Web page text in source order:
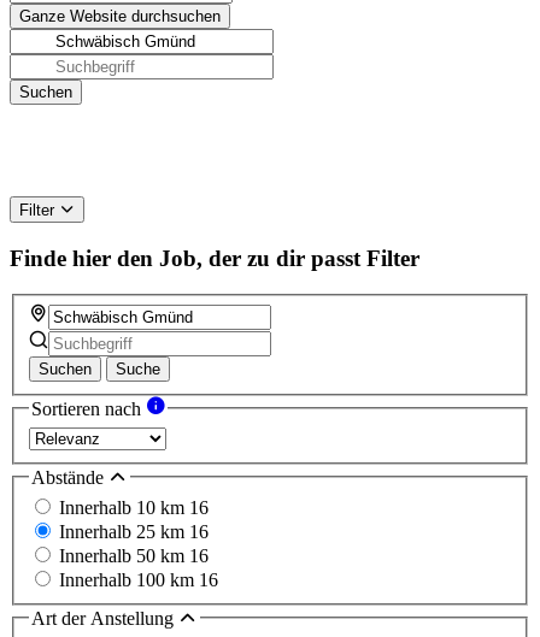
Filter
Finde hier den Job, der zu dir passt Filter
Suchen Suche
Sortieren nach
Abstände
Innerhalb 10 km 16
Innerhalb 25 km 16
Innerhalb 50 km 16
Innerhalb 100 km 16
Art der Anstellung